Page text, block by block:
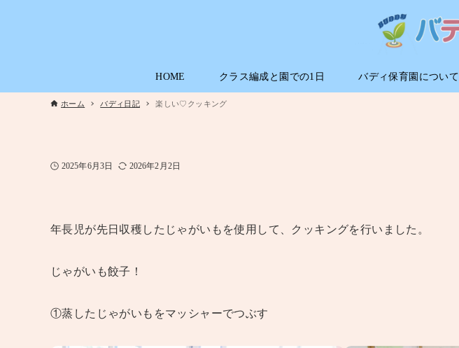
HOME クラス編成と園での1日 バディ保育園について
ホーム バディ日記 楽しい♡クッキング
2025年6月3日 2026年2月2日
年長児が先日収穫したじゃがいもを使用して、クッキングを行いました。
じゃがいも餃子！
①蒸したじゃがいもをマッシャーでつぶす